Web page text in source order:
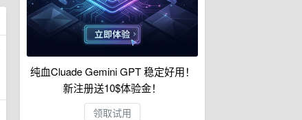
纯血Cluade Gemini GPT 稳定好用！
新注册送10$体验金！
领取试用